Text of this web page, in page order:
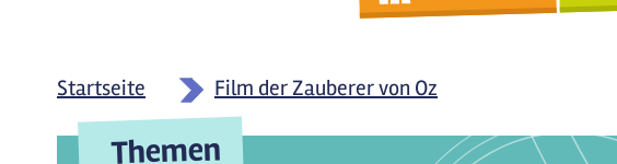
Startseite Film der Zauberer von Oz
Themen